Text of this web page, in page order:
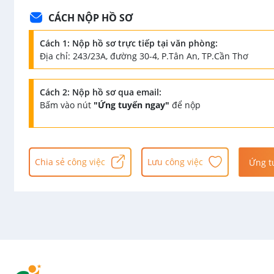
CÁCH NỘP HỒ SƠ
Cách 1: Nộp hồ sơ trực tiếp tại văn phòng:
Địa chỉ: 243/23A, đường 30-4, P.Tân An, TP.Cần Thơ
Cách 2: Nộp hồ sơ qua email:
Bấm vào nút "Ứng tuyển ngay" để nộp
Chia sẻ công việc Lưu công việc Ứng